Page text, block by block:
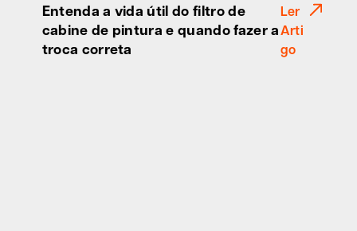
Entenda a vida útil do filtro de
cabine de pintura e quando fazer a
troca correta
Ler
Arti
go